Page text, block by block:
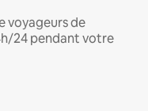
voyageurs de
24 pendant votre